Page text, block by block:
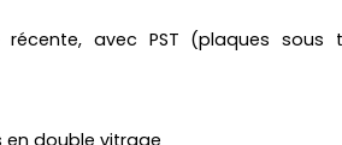
avec PST (plaques sous
en double vitrage